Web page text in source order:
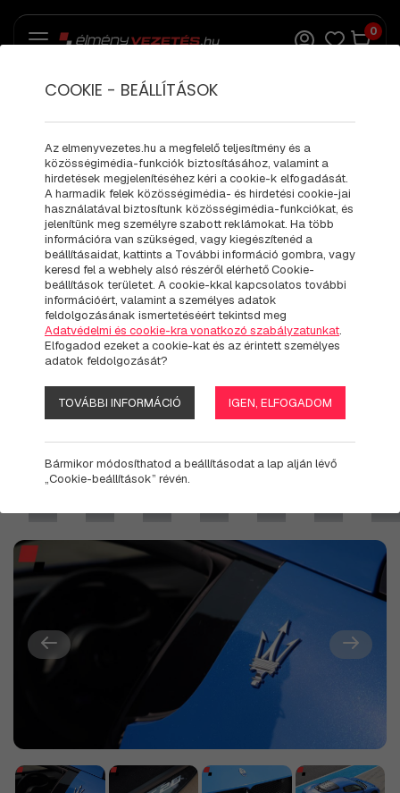
0
MASERATI MC20
ÉLMÉNYVEZETÉS |
BF 23
COOKIE - BEÁLLÍTÁSOK
Az elmenyvezetes.hu a megfelelő teljesítmény és a
közösségimédia-funkciók biztosításához, valamint a
hirdetések megjelenítéséhez kéri a cookie-k elfogadását.
A harmadik felek közösségimédia- és hirdetési cookie-jai
használatával biztosítunk közösségimédia-funkciókat, és
jelenítünk meg személyre szabott reklámokat. Ha több
információra van szükséged, vagy kiegészítenéd a
beállításaidat, kattints a További információ gombra, vagy
keresd fel a webhely alsó részéről elérhető Cookie-
beállítások területet. A cookie-kkal kapcsolatos további
információért, valamint a személyes adatok
feldolgozásának ismertetéséért tekintsd meg
Adatvédelmi és cookie-kra vonatkozó szabályzatunkat.
Elfogadod ezeket a cookie-kat és az érintett személyes
adatok feldolgozását?
TOVÁBBI INFORMÁCIÓ IGEN, ELFOGADOM
Bármikor módosíthatod a beállításodat a lap alján lévő
„Cookie-beállítások” révén.